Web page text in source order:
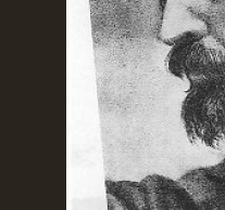
OSTATNÍ ZLOČINY
ČERNÁ KNIHA
ZLOČINY NACIONÁLNÍHO